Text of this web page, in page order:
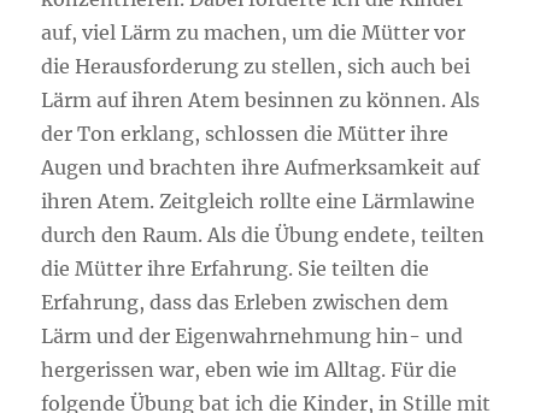
auf, viel Lärm zu machen, um die Mütter vor
die Herausforderung zu stellen, sich auch bei
Lärm auf ihren Atem besinnen zu können. Als
der Ton erklang, schlossen die Mütter ihre
Augen und brachten ihre Aufmerksamkeit auf
ihren Atem. Zeitgleich rollte eine Lärmlawine
durch den Raum. Als die Übung endete, teilten
die Mütter ihre Erfahrung. Sie teilten die
Erfahrung, dass das Erleben zwischen dem
Lärm und der Eigenwahrnehmung hin- und
hergerissen war, eben wie im Alltag. Für die
folgende Übung bat ich die Kinder, in Stille mit